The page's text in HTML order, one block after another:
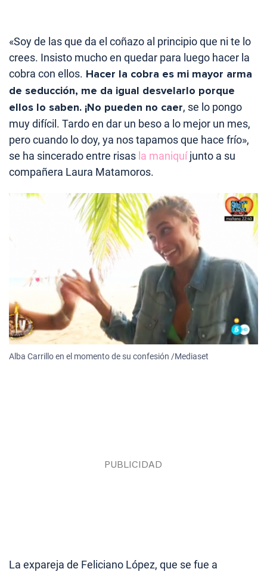
«Soy de las que da el coñazo al principio que ni te lo
crees. Insisto mucho en quedar para luego hacer la
cobra con ellos. Hacer la cobra es mi mayor arma
de seducción, me da igual desvelarlo porque
ellos lo saben. ¡No pueden no caer, se lo pongo
muy difícil. Tardo en dar un beso a lo mejor un mes,
pero cuando lo doy, ya nos tapamos que hace frío»,
se ha sincerado entre risas la maniquíjunto a su
compañera Laura Matamoros.
Alba Carrillo en el momento de su confesión /Mediaset
La expareja de Feliciano López, que se fue a